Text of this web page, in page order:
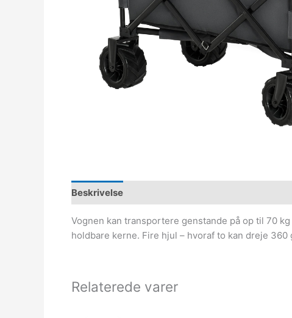
Beskrivelse
Vognen kan transportere genstande på op til 70
holdbare kerne. Fire hjul – hvoraf to kan dreje
Relaterede varer